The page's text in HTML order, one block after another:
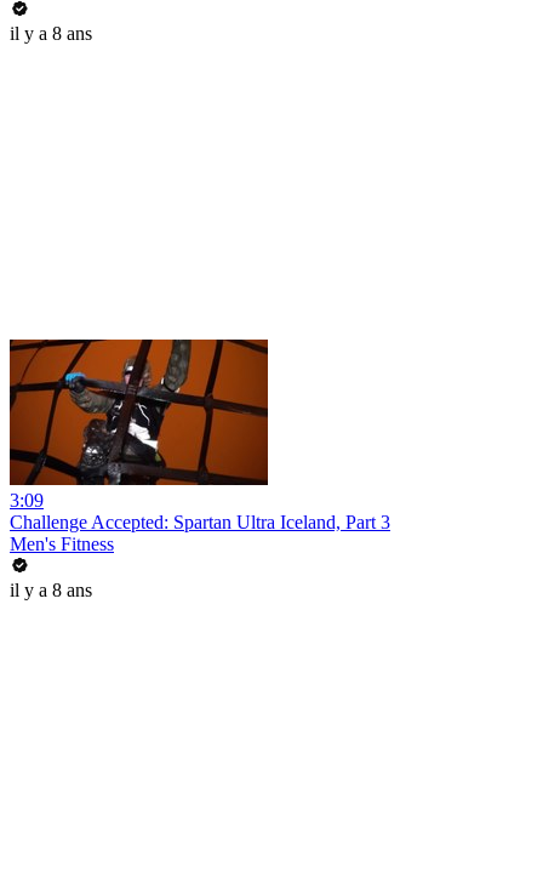
il y a 8 ans
3:09
Challenge Accepted: Spartan Ultra Iceland, Part 3
Men's Fitness
il y a 8 ans